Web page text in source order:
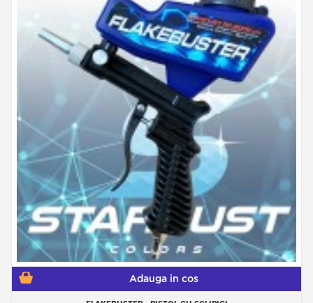
Adauga in cos